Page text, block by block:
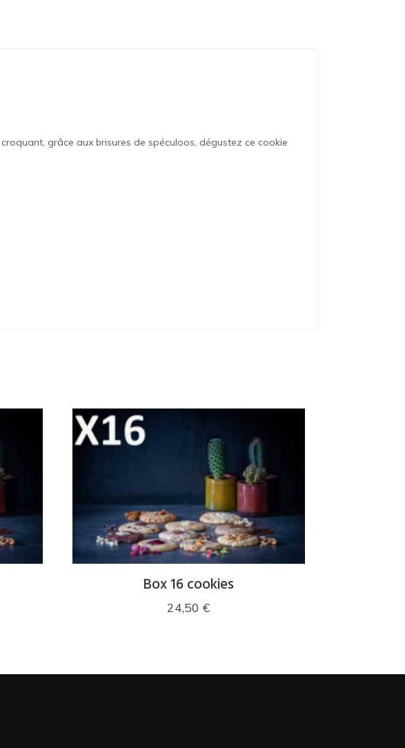
grâce aux brisures de spéculoos, dégustez ce cookie
Box 16 cookies
24,50€